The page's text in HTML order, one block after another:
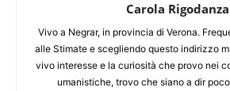
Carola Rigodanza
Vivo a Negrar, in provincia di Verona.
alle Stimate e scegliendo questo indirizzo
vivo interesse e la curiosità che provo nei
umanistiche, trovo che siano a dir